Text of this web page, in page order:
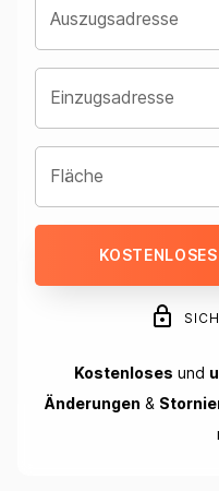
Auszugsadresse
Einzugsadresse
Fläche
Kostenloses und
Änderungen &